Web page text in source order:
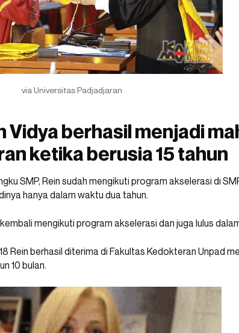
via Universitas Padjadjaran
Vidya berhasil menjadi
ketika berusia 15 tahun
SMP, Rein sudah mengikuti program akselerasi di
hanya dalam waktu dua tahun.
mengikuti program akselerasi dan juga lulus
Rein berhasil diterima di Fakultas Kedokteran Unpad
10 bulan.